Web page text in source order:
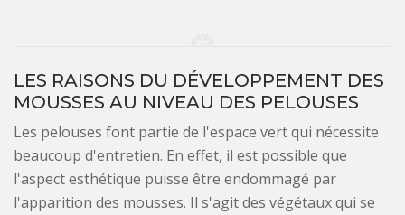
LES RAISONS DU DÉVELOPPEMENT DES
MOUSSES AU NIVEAU DES PELOUSES
Les pelouses font partie de l'espace vert qui nécessite
beaucoup d'entretien. En effet, il est possible que
l'aspect esthétique puisse être endommagé par
l'apparition des mousses. Il s'agit des végétaux qui se